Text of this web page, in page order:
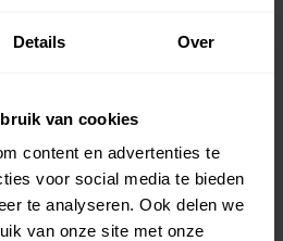
Details Over
van cookies
content en advertenties te
voor social media te bieden
te analyseren. Ook delen we
van onze site met onze
postcodegebied. Dit